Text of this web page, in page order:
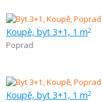
Koupě, byt 3+1, 1 m2
Poprad
Koupě, byt 3+1, 1 m2